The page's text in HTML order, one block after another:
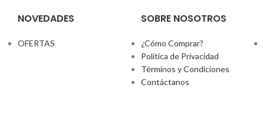
NOVEDADES
OFERTAS
SOBRE NOSOTROS
¿Cómo Comprar?
Política de Privacidad
Términos y Condiciones
Contáctanos